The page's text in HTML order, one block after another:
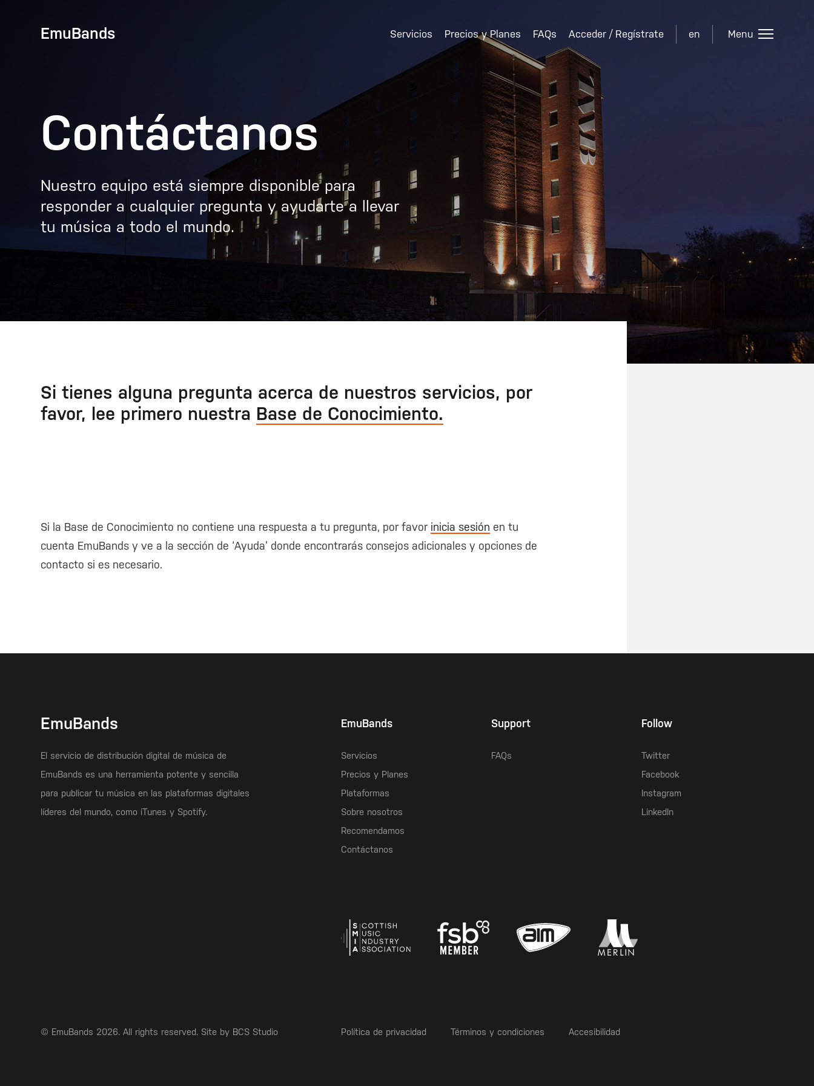
EmuBands Servicios Precios y Planes FAQs Acceder / Regístrate en
Contáctanos
Nuestro equipo está siempre disponible para
responder a cualquier pregunta y ayudarte a llevar
tu música a todo el mundo.
Si tienes alguna pregunta acerca de nuestros servicios, por
favor, lee primero nuestra Base de Conocimiento.
Si la Base de Conocimiento no contiene una respuesta a tu pregunta, por favor inicia sesión en tu
cuenta EmuBands y ve a la sección de ‘Ayuda’ donde encontrarás consejos adicionales y opciones de
contacto si es necesario.
EmuBands
El servicio de distribución digital de música de
EmuBands es una herramienta potente y sencilla
para publicar tu música en las plataformas digitales
líderes del mundo, como iTunes y Spotify.
EmuBands
Servicios
Precios y Planes
Plataformas
Sobre nosotros
Recomendamos
Contáctanos
Support
FAQs
Follow
Twitter
Facebook
Instagram
LinkedIn
© EmuBands 2026. All rights reserved. Site by BCS Studio Política de privacidad Términos y condiciones Accesibilidad